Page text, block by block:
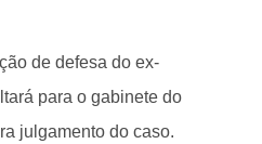
de defesa do ex-
para o gabinete do
julgamento do caso.